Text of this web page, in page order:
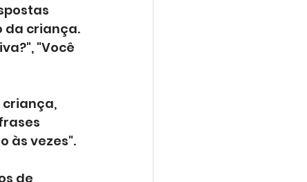
da criança.
"Você
criança,
às vezes".
de